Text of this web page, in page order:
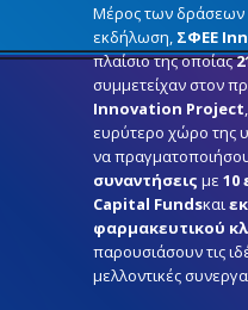
Μέρος των δράσεων
εκδήλωση, ΣΦΕΕ
πλαίσιο της οποίας
συμμετείχαν στον
Innovation Project
ευρύτερο χώρο της
να
συναντήσεις με 10
Capital Fundsκαι
φαρμακευτικού
παρουσιάσουν τις
μελλοντικές